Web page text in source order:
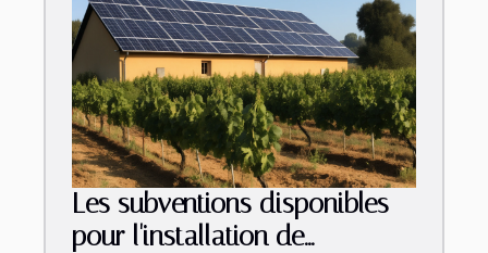
Les subventions disponibles
pour l'installation de